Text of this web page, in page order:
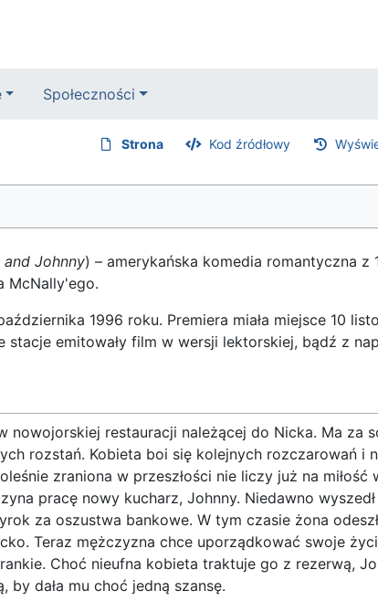
Społeczności
Strona Kod źródłowy
and Johnny) – amerykańska komedia romantyczna z
McNally'ego.
1996 roku. Premiera miała miejsce 10
stacje emitowały film w wersji lektorskiej, bądź z
nowojorskiej restauracji należącej do Nicka. Ma za
rozstań. Kobieta boi się kolejnych rozczarowań i
zraniona w przeszłości nie liczy już na miłość
pracę nowy kucharz, Johnny. Niedawno
za oszustwa bankowe. W tym czasie żona
Teraz mężczyzna chce uporządkować swoje
Choć nieufna kobieta traktuje go z rezerwą,
by dała mu choć jedną szansę.